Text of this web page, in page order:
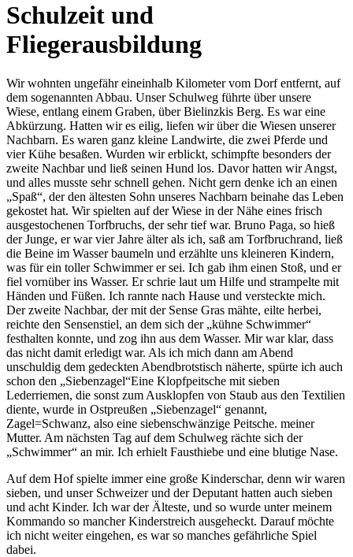
Schulzeit und
Fliegerausbildung
Wir wohnten ungefähr eineinhalb Kilometer vom Dorf entfernt, auf
dem sogenannten Abbau. Unser Schulweg führte über unsere
Wiese, entlang einem Graben, über Bielinzkis Berg. Es war eine
Abkürzung. Hatten wir es eilig, liefen wir über die Wiesen unserer
Nachbarn. Es waren ganz kleine Landwirte, die zwei Pferde und
vier Kühe besaßen. Wurden wir erblickt, schimpfte besonders der
zweite Nachbar und ließ seinen Hund los. Davor hatten wir Angst,
und alles musste sehr schnell gehen. Nicht gern denke ich an einen
Spaß , der den ältesten Sohn unseres Nachbarn beinahe das Leben
gekostet hat. Wir spielten auf der Wiese in der Nähe eines frisch
ausgestochenen Torfbruchs, der sehr tief war. Bruno Paga, so hieß
der Junge, er war vier Jahre älter als ich, saß am Torfbruchrand, ließ
die Beine im Wasser baumeln und erzählte uns kleineren Kindern,
was für ein toller Schwimmer er sei. Ich gab ihm einen Stoß, und er
fiel vornüber ins Wasser. Er schrie laut um Hilfe und strampelte mit
Händen und Füßen. Ich rannte nach Hause und versteckte mich.
Der zweite Nachbar, der mit der Sense Gras mähte, eilte herbei,
reichte den Sensenstiel, an dem sich der kühne Schwimmer
festhalten konnte, und zog ihn aus dem Wasser. Mir war klar, dass
das nicht damit erledigt war. Als ich mich dann am Abend
unschuldig dem gedeckten Abendbrotstisch näherte, spürte ich auch
schon den
Siebenzagel Eine Klopfpeitsche mit sieben
Lederriemen, die sonst zum Ausklopfen von Staub aus den Textilien
diente, wurde in Ostpreußen
Siebenzagel
genannt,
Zagel=Schwanz, also eine siebenschwänzige Peitsche. meiner
Mutter. Am nächsten Tag auf dem Schulweg rächte sich der
Schwimmer
an mir. Ich erhielt Fausthiebe und eine blutige Nase.
Auf dem Hof spielte immer eine große Kinderschar, denn wir waren
sieben, und unser Schweizer und der Deputant hatten auch sieben
und acht Kinder. Ich war der Älteste, und so wurde unter meinem
Kommando so mancher Kinderstreich ausgeheckt. Darauf möchte
ich nicht weiter eingehen, es war so manches gefährliche Spiel
dabei.